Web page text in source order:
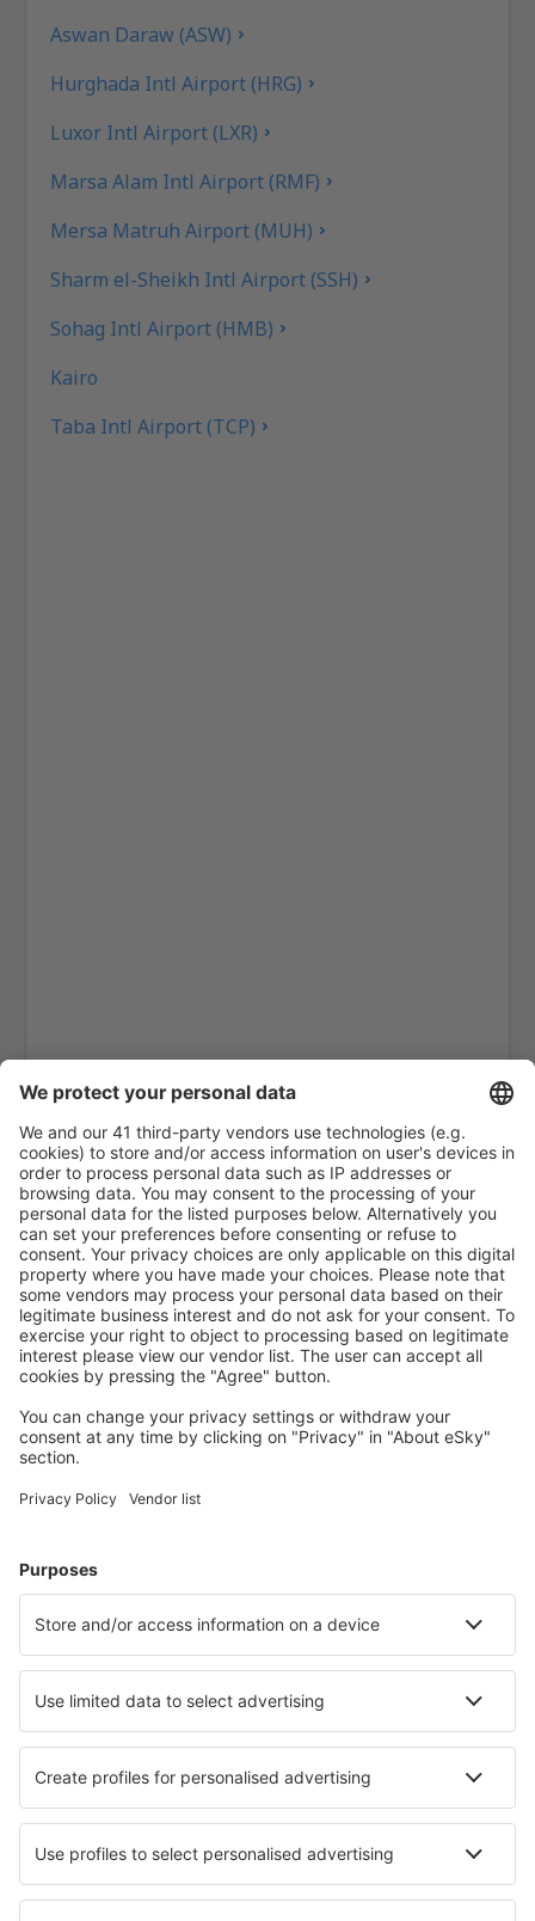
Aswan Daraw (ASW)
Hurghada Intl Airport (HRG)
Luxor Intl Airport (LXR)
Marsa Alam Intl Airport (RMF)
Mersa Matruh Airport (MUH)
Sharm el-Sheikh Intl Airport (SSH)
Sohag Intl Airport (HMB)
Kairo
Taba Intl Airport (TCP)